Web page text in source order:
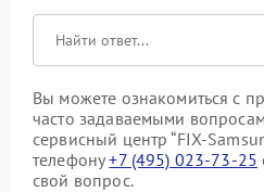
Вы можете ознакомиться с
часто задаваемыми
сервисный центр “FIX-
телефону+7 (495) 023-73-25
свой вопрос.